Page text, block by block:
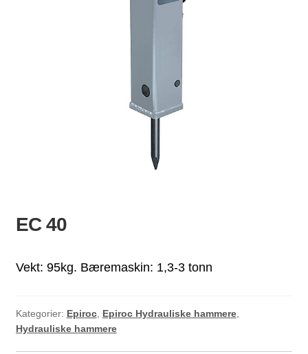
EC 40
Vekt: 95kg. Bæremaskin: 1,3-3 tonn
Kategorier: Epiroc, Epiroc Hydrauliske hammere,
Hydrauliske hammere